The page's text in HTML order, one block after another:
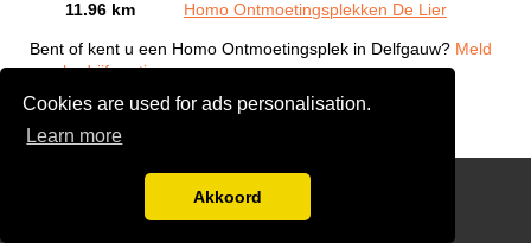
Cookies are used for ads personalisation.
Learn more
Akkoord
11.96 km
Homo Ontmoetingsplekken De Lier
Bent of kent u een Homo Ontmoetingsplek in Delfgauw? Meld
een bedrijf gratis aan